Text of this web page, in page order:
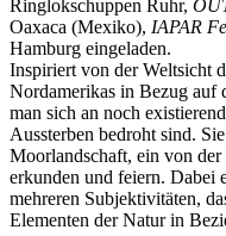
Ringlokschuppen Ruhr,
Oaxaca (Mexiko), IAPAR
Hamburg eingeladen.
Inspiriert von der Weltsicht
Nordamerikas in Bezug auf
man sich an noch
Aussterben bedroht sind.
Moorlandschaft, ein von
erkunden und feiern. Dabei
mehreren Subjektivitäten,
Elementen der Natur in